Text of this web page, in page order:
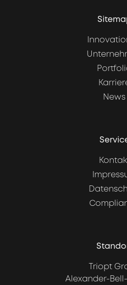
News
Triopt
Alexander-